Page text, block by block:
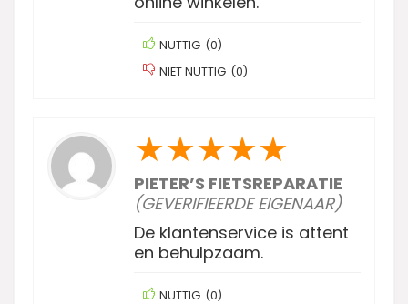
NUTTIG (0)
NIET NUTTIG (0)
★★★★★
PIETER’S FIETSREPARATIE
(GEVERIFIEERDE EIGENAAR)
De klantenservice is attent
en behulpzaam.
NUTTIG (0)